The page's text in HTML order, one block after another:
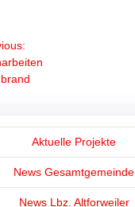
post:
Aktuelle Projekte
News Gesamtgemeinde
News Lbz. Altforweiler